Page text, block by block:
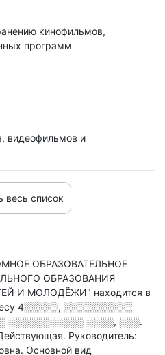
кинофильмов,
программ
видеофильмов и
весь список
ОБРАЗОВАТЕЛЬНОЕ
ОБРАЗОВАНИЯ
И МОЛОДЁЖИ" находится в
4░░░░░, ░░░░░░░░░░
░░░░░░░░░░░ ░░░░, ░░░.
Руководитель:
Основной вид